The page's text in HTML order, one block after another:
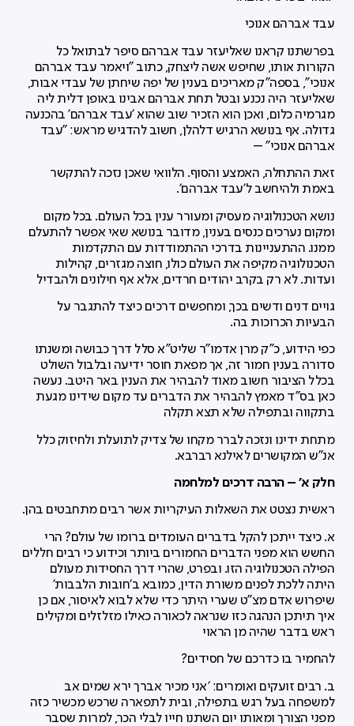
עבד אברהם אנוכי
בפרשתנו קראנו שאליעזר עבד אברהם סיפר לבתואל כל
הקורות אותו, שחיפש אשה ליצחק, כתוב "ויאמר עבד אברהם
אנוכי", בספה"ק מאריכים בענין של יפה שיחתן של עבדי אבות,
שאליעזר היה נכנע ובטל תחת אברהם אבינו באופן דלית ליה
מגרמיה כלום, ואכן הוא הזכיר שוב שהוא 'עבד אברהם' בהכנעה
גדולה. אף בנושא הרגיש דלהלן, חשוב להדגיש מראש: "עבד
אברהם אנוכי" –
זאת ההתחלה, האמצע והסוף. הלוואי שאכן נזכה להתקשר
באמת ולהיחשב ל'עבד אברהם'.
נושא הטכנולוגיה מעסיק ומעורר ענין בכל העולם. בכל מקום
ומקום נערכים כנסים בענין, מדובר בנושא שאי אפשר להתעלם
ממנו. ההתעניינות בדרכי ההתמודדות עם התקדמות
הטכנולוגיה מקיפה את העולם כולו, חוצה מגזרים, קהילות
ועדות. לא רק בקרב יהודים חרדים, אלא אף חילונים ולהבדיל
גויים דנים ודשים בכך, ומחפשים דרכים כיצד להתגבר על
הבעיות הכרוכות בה.
כפי הידוע, כ"ק מרן אדמו"ר שליט"א סלל דרך כבושה ומשנתו
סדורה בענין חמור זה, אך מפאת חוסר ידיעה ובלבול השולט
בכלל הציבור חשוב מאוד להבהיר את הענין באר היטב. נעשה
כאן בס"ד מאמץ להבהיר את הדברים עד מקום שידינו מגעת
בתקווה ובתפילה שלא תצא תקלה
מתחת ידינו ונזכה לברר מקחו של צדיק לתועלת ולחיזוק כלל
אנ"ש המקושרים לאילנא רברבא.
חלק א' – הרבה דרכים למלחמה
ראשית נצטט את השאלות העיקריות אשר רבים מתחבטים בהן.
א. כיצד ייתכן להקל בדברים העומדים ברומו של עולם? הרי
החשש הוא מפני הדברים החמורים ביותר וכידוע כי רבים חללים
הפילה הטכנולוגיה הזו. ובפרט, שהרי דרך החסידות מעולם
היתה ללכת לפנים משורת הדין, כמובא ב'חובות הלבבות'
שיפרוש אדם מצ"ט שערי היתר כדי שלא לבוא לאיסור, אם כן
איך תיתכן הנהגה כזו שנראה לכאורה כאילו מזלזלים ומקילים
ראש בדבר שהיה מן הראוי
להחמיר בו כדרכם של חסידים?
ב. רבים זועקים ואומרים: 'אני מכיר אברך ירא שמים אב
למשפחה בעל רגש בתפילה, ובית לתפארה שרכש מכשיר כזה
מפני הצורך ומאותו יום השתנו חייו לבלי הכר, למרות שסבר